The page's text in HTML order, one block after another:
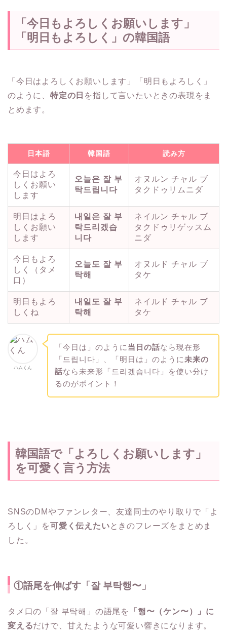
「今日もよろしくお願いします」
「明日もよろしく」の韓国語
「今日はよろしくお願いします」「明日もよろしく」
のように、 特定の日 を指して言いたいときの表現をま
とめます。
日本語 韓国語 読み方
今日はよろ
しくお願い
します
오늘은 잘 부
탁드립니다
オヌルン チャル ブ
タクドゥリムニダ
明日はよろ
しくお願い
します
내일은 잘 부
탁드리겠습
니다
ネイルン チャル ブ
タクドゥリゲッスム
ニダ
今日もよろ
しく（タメ
口）
오늘도 잘 부
탁해
オヌルド チャル ブ
タケ
明日もよろ
しくね
내일도 잘 부
탁해
ネイルド チャル ブ
タケ
ハムくん
「今日は」のように 当日の話なら現在形
「드립니다」、「明日は」のように未来の
話なら未来形「드리겠습니다」を使い分け
るのがポイント！
韓国語で「よろしくお願いします」
を可愛く言う方法
SNSのDMやファンレター、友達同士のやり取りで「よ
ろしく」を可愛く伝えたい ときのフレーズをまとめま
した。
①語尾を伸ばす「잘 부탁행〜」
タメ口の「잘 부탁해」の語尾を
「행〜（ケン〜）」に
変えるだけで、甘えたような可愛い響きになります。